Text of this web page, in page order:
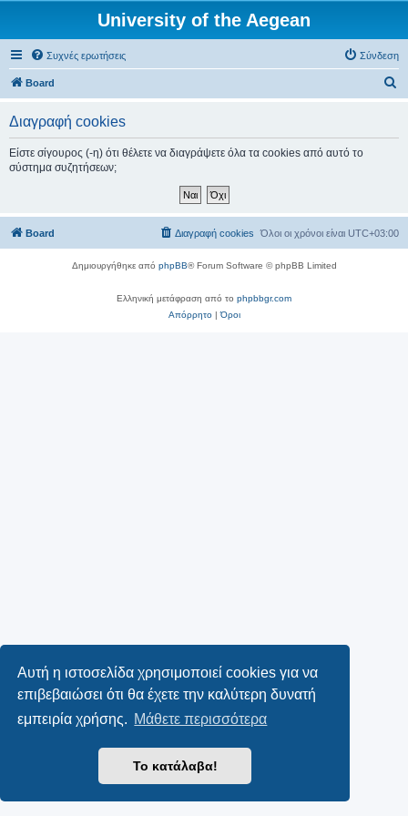
Αυτή η ιστοσελίδα χρησιμοποιεί cookies για να
επιβεβαιώσει ότι θα έχετε την καλύτερη δυνατή
εμπειρία χρήσης. Μάθετε περισσότερα
Το κατάλαβα!
University of the Aegean
Συχνές ερωτήσεις Σύνδεση
Board
σ
Διαγραφή cookies
Είστε σίγουρος (-η) ότι θέλετε να διαγράψετε όλα τα cookies από αυτό το
σύστημα συζητήσεων;
Board Όλοι οι χρόνοι είναι UTC+03:00
Διαγραφή cookies
Δημιουργήθηκε από phpBB® Forum Software © phpBB Limited
Ελληνική μετάφραση από το phpbbgr.com
Απόρρητο|Όροι